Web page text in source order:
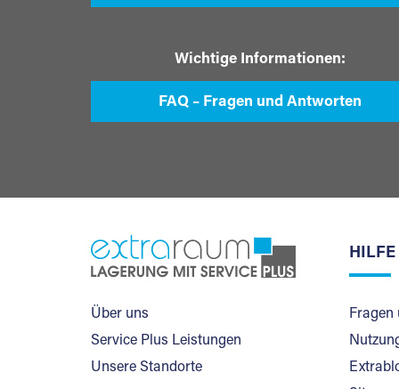
Wichtige Informationen:
FAQ – Fragen und Antworten
Über uns
Service Plus Leistungen
Unsere Standorte
HILFE